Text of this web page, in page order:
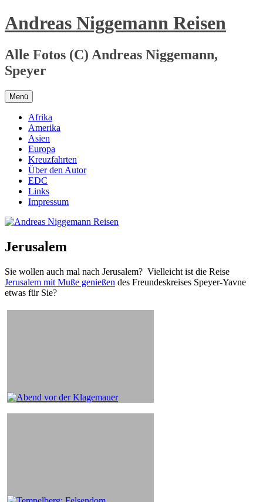
Zum
Inhalt
Andreas Niggemann Reisen
Alle Fotos (C) Andreas Niggemann,
Speyer
Menü
Afrika
Amerika
Asien
Europa
Kreuzfahrten
Über den Autor
EDC
Links
Impressum
Jerusalem
Sie wollen auch mal nach Jerusalem? Vielleicht ist die Reise
Jerusalem mit Muße genießen des Freundeskreises Speyer-Yavne
etwas für Sie?